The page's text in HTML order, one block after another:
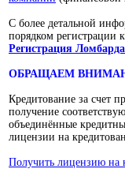
С более детальной
порядком регистрации
Регистрация Ломбарда
ОБРАЩАЕМ
Кредитование за счет
получение
объединённые
лицензии на
Получить лицензию на